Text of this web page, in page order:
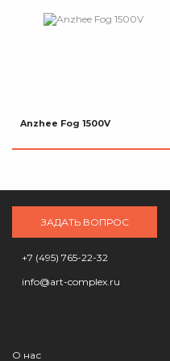
Anzhee Fog 1500V
ЗАДАТЬ ВОПРОС
+7 (495) 765-22-32
info@art-complex.ru
О нас